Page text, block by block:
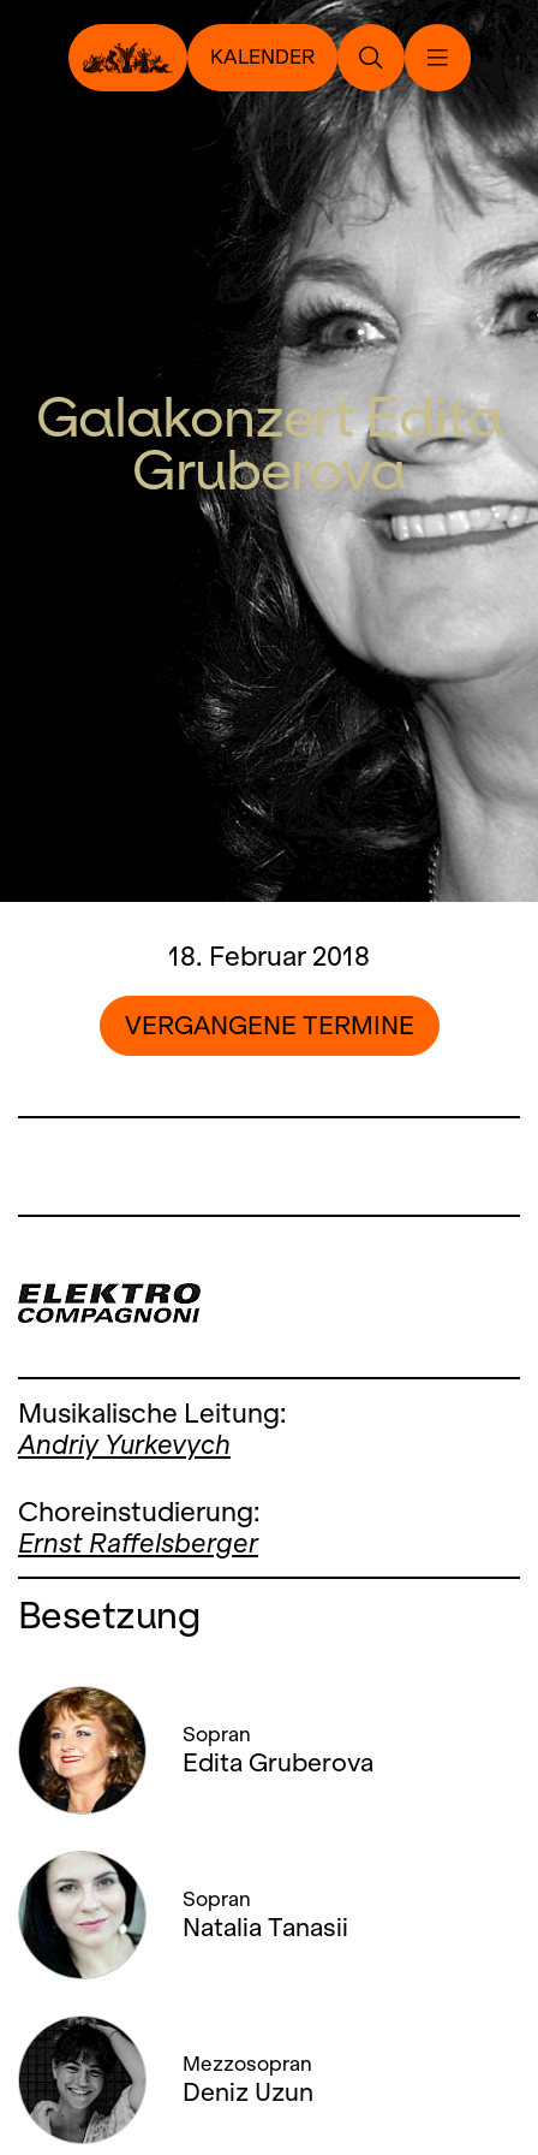
KALENDER
Galakonzert Edita
Gruberova
18. Februar 2018
VERGANGENE TERMINE
Musikalische Leitung:
Andriy Yurkevych
Choreinstudierung:
Ernst Raffelsberger
Besetzung
Sopran
Edita Gruberova
Sopran
Natalia Tanasii
Mezzosopran
Deniz Uzun